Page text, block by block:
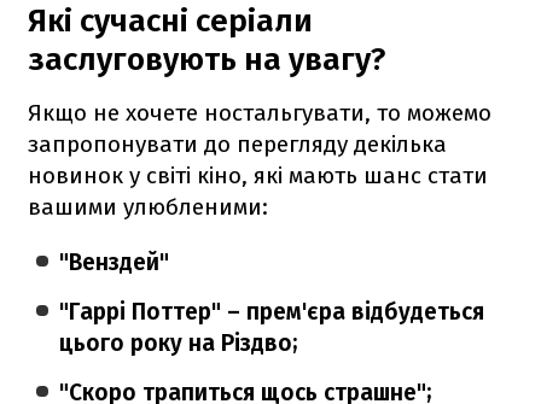
Які сучасні серіали
заслуговують на увагу?
Якщо не хочете ностальгувати, то можемо
запропонувати до перегляду декілька
новинок у світі кіно, які мають шанс стати
вашими улюбленими:
"Венздей"
"Гаррі Поттер" – прем'єра відбудеться
цього року на Різдво;
"Скоро трапиться щось страшне";